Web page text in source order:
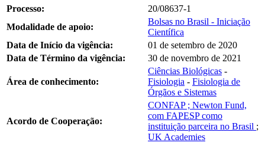
Processo:
20/08637-1
Modalidade de apoio:
Bolsas no Brasil - Iniciação
Científica
Data de Início da vigência:
01 de setembro de 2020
Data de Término da vigência:
30 de novembro de 2021
Área de conhecimento:
Ciências Biológicas -
Fisiologia - Fisiologia de
Órgãos e Sistemas
Acordo de Cooperação:
CONFAP ; Newton Fund,
com FAPESP como
instituição parceira no Brasil ;
UK Academies